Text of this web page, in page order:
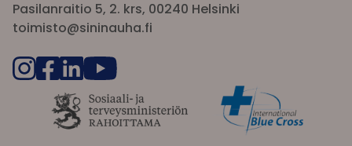
Pasilanraitio 5, 2. krs, 00240 Helsinki
toimisto@sininauha.fi